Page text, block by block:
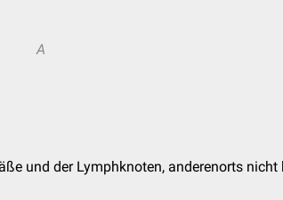
A
und der Lymphknoten, anderenorts